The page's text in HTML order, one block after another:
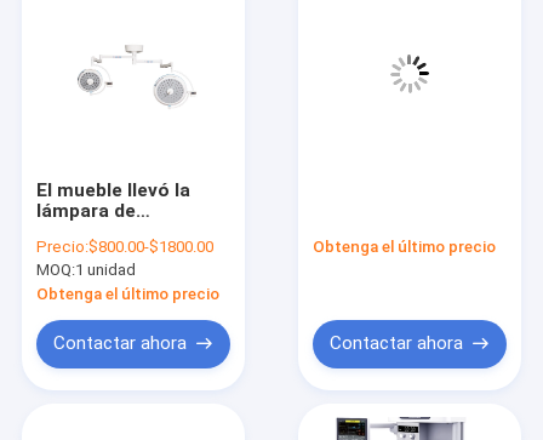
El mueble llevó la
lámpara de
Shadowless
desmontable
Precio:$800.00-$1800.00
MOQ:1 unidad
Obtenga el último precio
Contactar ahora
Obtenga el último precio
Contactar ahora